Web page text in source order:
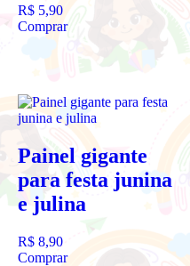
R$ 5,90
Comprar
Painel gigante
para festa junina
e julina
R$ 8,90
Comprar